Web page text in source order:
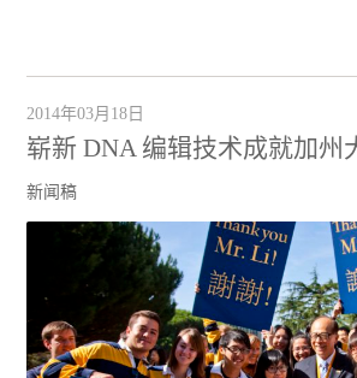
2014年03月18日
崭新 DNA 编辑技术成就加州
新闻稿